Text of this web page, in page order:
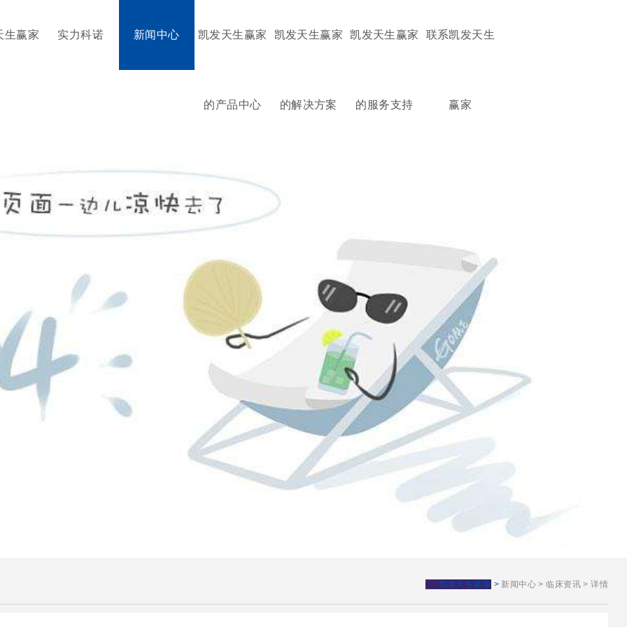
生赢家 实力科诺 新闻中心 凯发天生赢家
的产品中心
凯发天生赢家
的解决方案
凯发天生赢家
的服务支持
联系凯发天生
赢家
凯发天生赢家 > 新闻中心 > 临床资讯 > 详情